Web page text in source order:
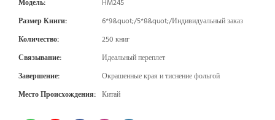
Модель:
HM245
Размер Книги:
6*9&quot;/5*8&quot;/Индивидуальный заказ
Количество:
250 книг
Связывание:
Идеальный переплет
Завершение:
Окрашенные края и тиснение фольгой
Место Происхождения: Китай